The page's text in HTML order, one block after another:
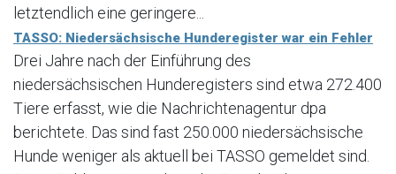
letztendlich eine geringere...
TASSO: Niedersächsische Hunderegister war ein Fehler
Drei Jahre nach der Einführung des
niedersächsischen Hunderegisters sind etwa 272.400
Tiere erfasst, wie die Nachrichtenagentur dpa
berichtete. Das sind fast 250.000 niedersächsische
Hunde weniger als aktuell bei TASSO gemeldet sind.